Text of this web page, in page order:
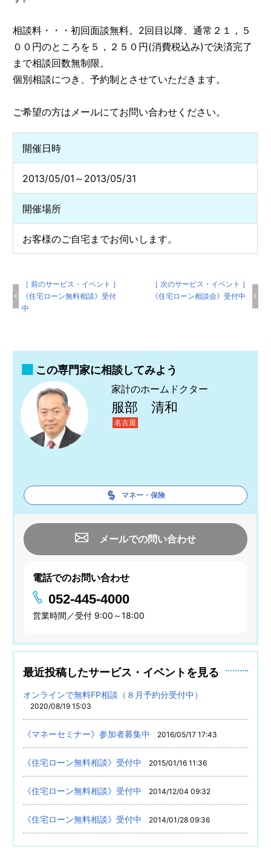
相談料・・・初回面談無料。2回目以降、通常２１，５
００円のところを５，２５０円(消費税込み)で決済完了
まで相談回数無制限。
個別相談につき、予約制とさせていただきます。
ご希望の方はメールにてお問い合わせください。
開催日時
2013/05/01～2013/05/31
開催場所
お客様のご自宅までお伺いします。
［ 前のサービス・イベント ］
《住宅ローン無料相談》受付
中
［ 次のサービス・イベント ］
《住宅ローン相談会》受付中
この専門家に相談してみよう
家計のホームドクター
服部 清和
名古屋
マネー・保険
メールでの問い合わせ
電話でのお問い合わせ
052-445-4000
営業時間／受付 9:00～18:00
最近投稿したサービス・イベントを見る
オンラインで無料FP相談（８月予約分受付中）
2020/08/19 15:03
《マネーセミナー》参加者募集中 2016/05/17 17:43
《住宅ローン無料相談》受付中 2015/01/16 11:36
《住宅ローン無料相談》受付中 2014/12/04 09:32
《住宅ローン無料相談》受付中 2014/01/28 09:36